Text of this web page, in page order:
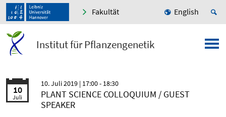
Fakultät English
Institut für Pflanzengenetik
10
Juli
10. Juli 2019 | 17:00 - 18:30
PLANT SCIENCE COLLOQUIUM / GUEST
SPEAKER